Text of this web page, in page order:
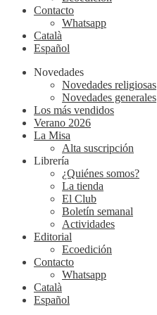
Contacto
Whatsapp
Català
Español
Novedades
Novedades religiosas
Novedades generales
Los más vendidos
Verano 2026
La Misa
Alta suscripción
Librería
¿Quiénes somos?
La tienda
El Club
Boletín semanal
Actividades
Editorial
Ecoedición
Contacto
Whatsapp
Català
Español